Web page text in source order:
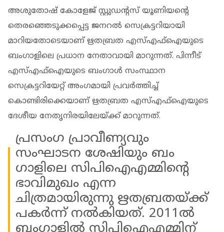
അശുതോഷ് കോളേജ് സ്റ്റുഡൻ്റസ് യൂണിയൻ്റെ
തെരഞ്ഞെടുക്കപ്പെട്ട ജനറൽ സെക്രട്ടറിയായി
മാറിയതോടെയാണ് ഋതബ്രത എസ്എഫ്ഐയുടെ
ബം​ഗാളിലെ പ്രധാന നേതാവായി മാറുന്നത്. പിന്നീട്
എസ്എഫ്ഐയുടെ ബം​​ഗാൾ സംസ്ഥാന
സെക്രട്ടറിയേറ്റ് അം​ഗമായി പ്രവർത്തിച്ച്
കൊണ്ടിരിക്കെയാണ് ഋതബ്രത എസ്എഫ്ഐയുടെ
ദേശീയ നേതൃനിരയിലേയ്ക്ക് മാറുന്നത്.
പ്രസം​ഗ പ്രാവീണ്യവും
സംഘാടന ശേഷിയും ബം​
ഗാളിലെ സിപിഐഎമ്മിൻ്റെ
ഭാവിമുഖം എന്ന
ചിത്രമായിരുന്നു ഋതബ്രതയ്ക്ക്
പകർന്ന് നൽകിയത്. 2011ൽ